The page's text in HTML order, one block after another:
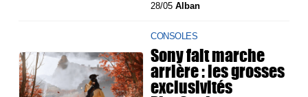
28/05Alban
CONSOLES
Sony fait marche
arrière : les grosses
exclusivités